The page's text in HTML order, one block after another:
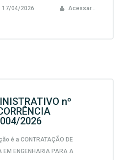
17/04/2026 Acessar...
nº
004/2026
é a CONTRATAÇÃO DE
EM ENGENHARIA PARA A